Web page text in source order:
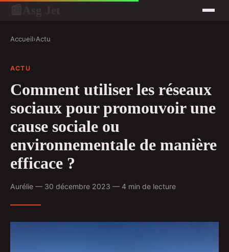
Accueil›Actu
ACTU
Comment utiliser les réseaux
sociaux pour promouvoir une
cause sociale ou
environnementale de manière
efficace ?
Aurélie — 30 décembre 2023 — 4 min de lecture